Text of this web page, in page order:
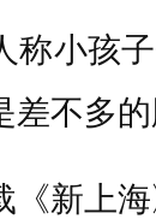
小孩子
差不多的
新上海